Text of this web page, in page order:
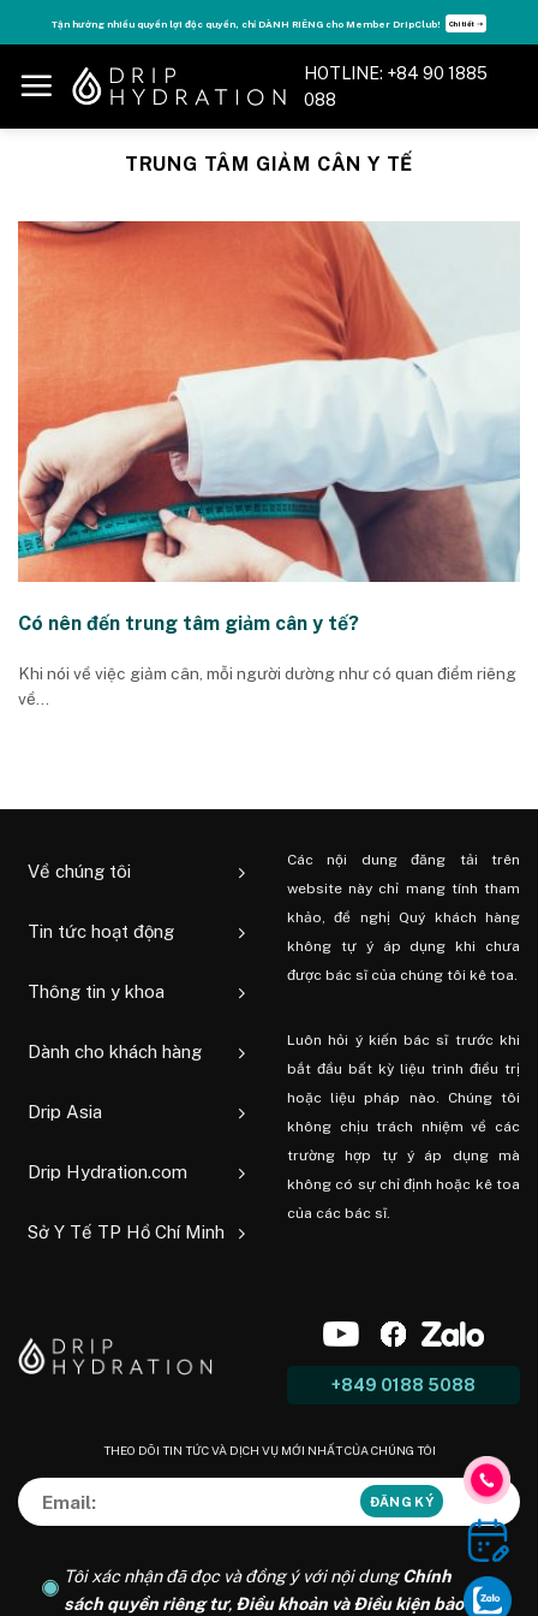
to
content
Tận hưởng nhiều quyền lợi độc quyền, chỉ DÀNH RIÊNG cho Member DripClub! Chi tiết ➝
HOTLINE: +84 90 1885
088
TRUNG TÂM GIẢM CÂN Y TẾ
Có nên đến trung tâm giảm cân y tế?
Khi nói về việc giảm cân, mỗi người dường như có quan điểm riêng
về...
Về chúng tôi
Tin tức hoạt động
Thông tin y khoa
Dành cho khách hàng
Drip Asia
Drip Hydration.com
Sở Y Tế TP Hồ Chí Minh
Các nội dung đăng tải trên
website này chỉ mang tính tham
khảo, đề nghị Quý khách hàng
không tự ý áp dụng khi chưa
được bác sĩ của chúng tôi kê toa.
Luôn hỏi ý kiến ​​bác sĩ trước khi
bắt đầu bất kỳ liệu trình điều trị
hoặc liệu pháp nào. Chúng tôi
không chịu trách nhiệm về các
trường hợp tự ý áp dụng mà
không có sự chỉ định hoặc kê toa
của các bác sĩ.
+849 0188 5088
THEO DÕI TIN TỨC VÀ DỊCH VỤ MỚI NHẤT CỦA CHÚNG TÔI
Tôi xác nhận đã đọc và đồng ý với nội dungChính
sách quyền riêng tư, Điều khoản và Điều kiện bảo